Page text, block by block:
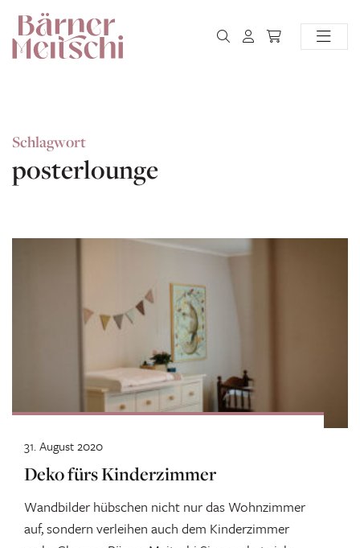
Schlagwort
posterlounge
Deko fürs Kinderzimmer
Wandbilder hübschen nicht nur das Wohnzimmer
auf, sondern verleihen auch dem Kinderzimmer
31. August 2020